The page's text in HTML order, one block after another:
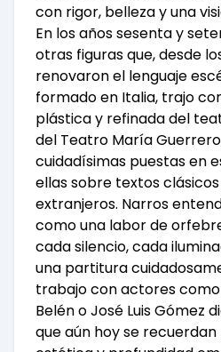
con rigor, belleza y una
En los años sesenta y
otras figuras que, desde
renovaron el lenguaje
formado en Italia, trajo
plástica y refinada del
del Teatro María
cuidadísimas puestas en
ellas sobre textos
extranjeros. Narros
como una labor de
cada silencio, cada
una partitura
trabajo con actores como
Belén o José Luis Gómez
que aún hoy se